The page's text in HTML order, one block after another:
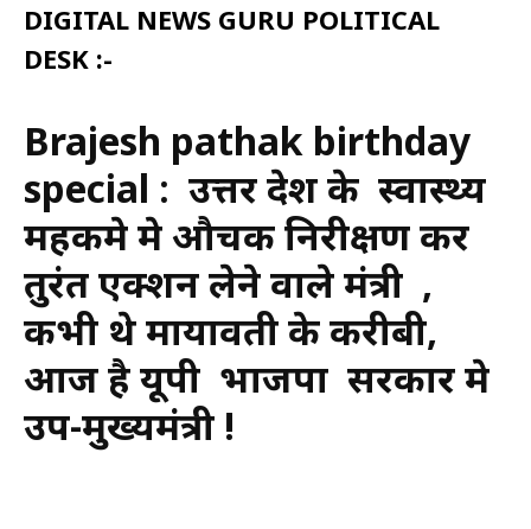
DIGITAL NEWS GURU POLITICAL
DESK :-
Brajesh pathak birthday
special : उत्तर प्रदेश के स्वास्थ्य
महकमे मे औचक निरीक्षण कर
तुरंत एक्शन लेने वाले मंत्री ,
कभी थे मायावती के करीबी,
आज है यूपी भाजपा सरकार मे
उप-मुख्यमंत्री !